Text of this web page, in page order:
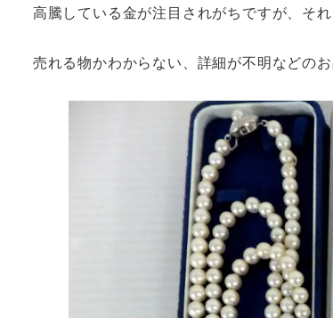
高騰している金が注目されがちですが、そ
売れる物かわからない、詳細が不明などの